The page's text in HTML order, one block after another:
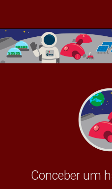
Conceber um